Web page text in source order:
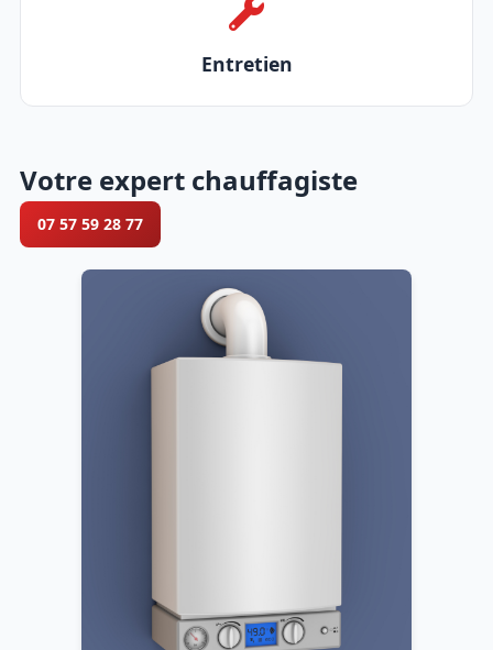
Entretien
Votre expert chauffagiste
07 57 59 28 77